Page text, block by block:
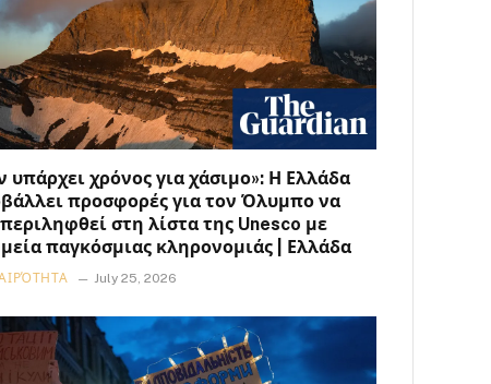
υπάρχει χρόνος για χάσιμο»: Η Ελλάδα
προσφορές για τον Όλυμπο να
στη λίστα της Unesco με
παγκόσμιας κληρονομιάς | Ελλάδα
July 25, 2026